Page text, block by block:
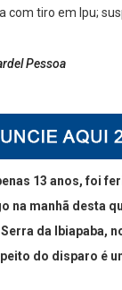
Pessoa
13 anos, foi
na manhã desta
da Ibiapaba,
do disparo é